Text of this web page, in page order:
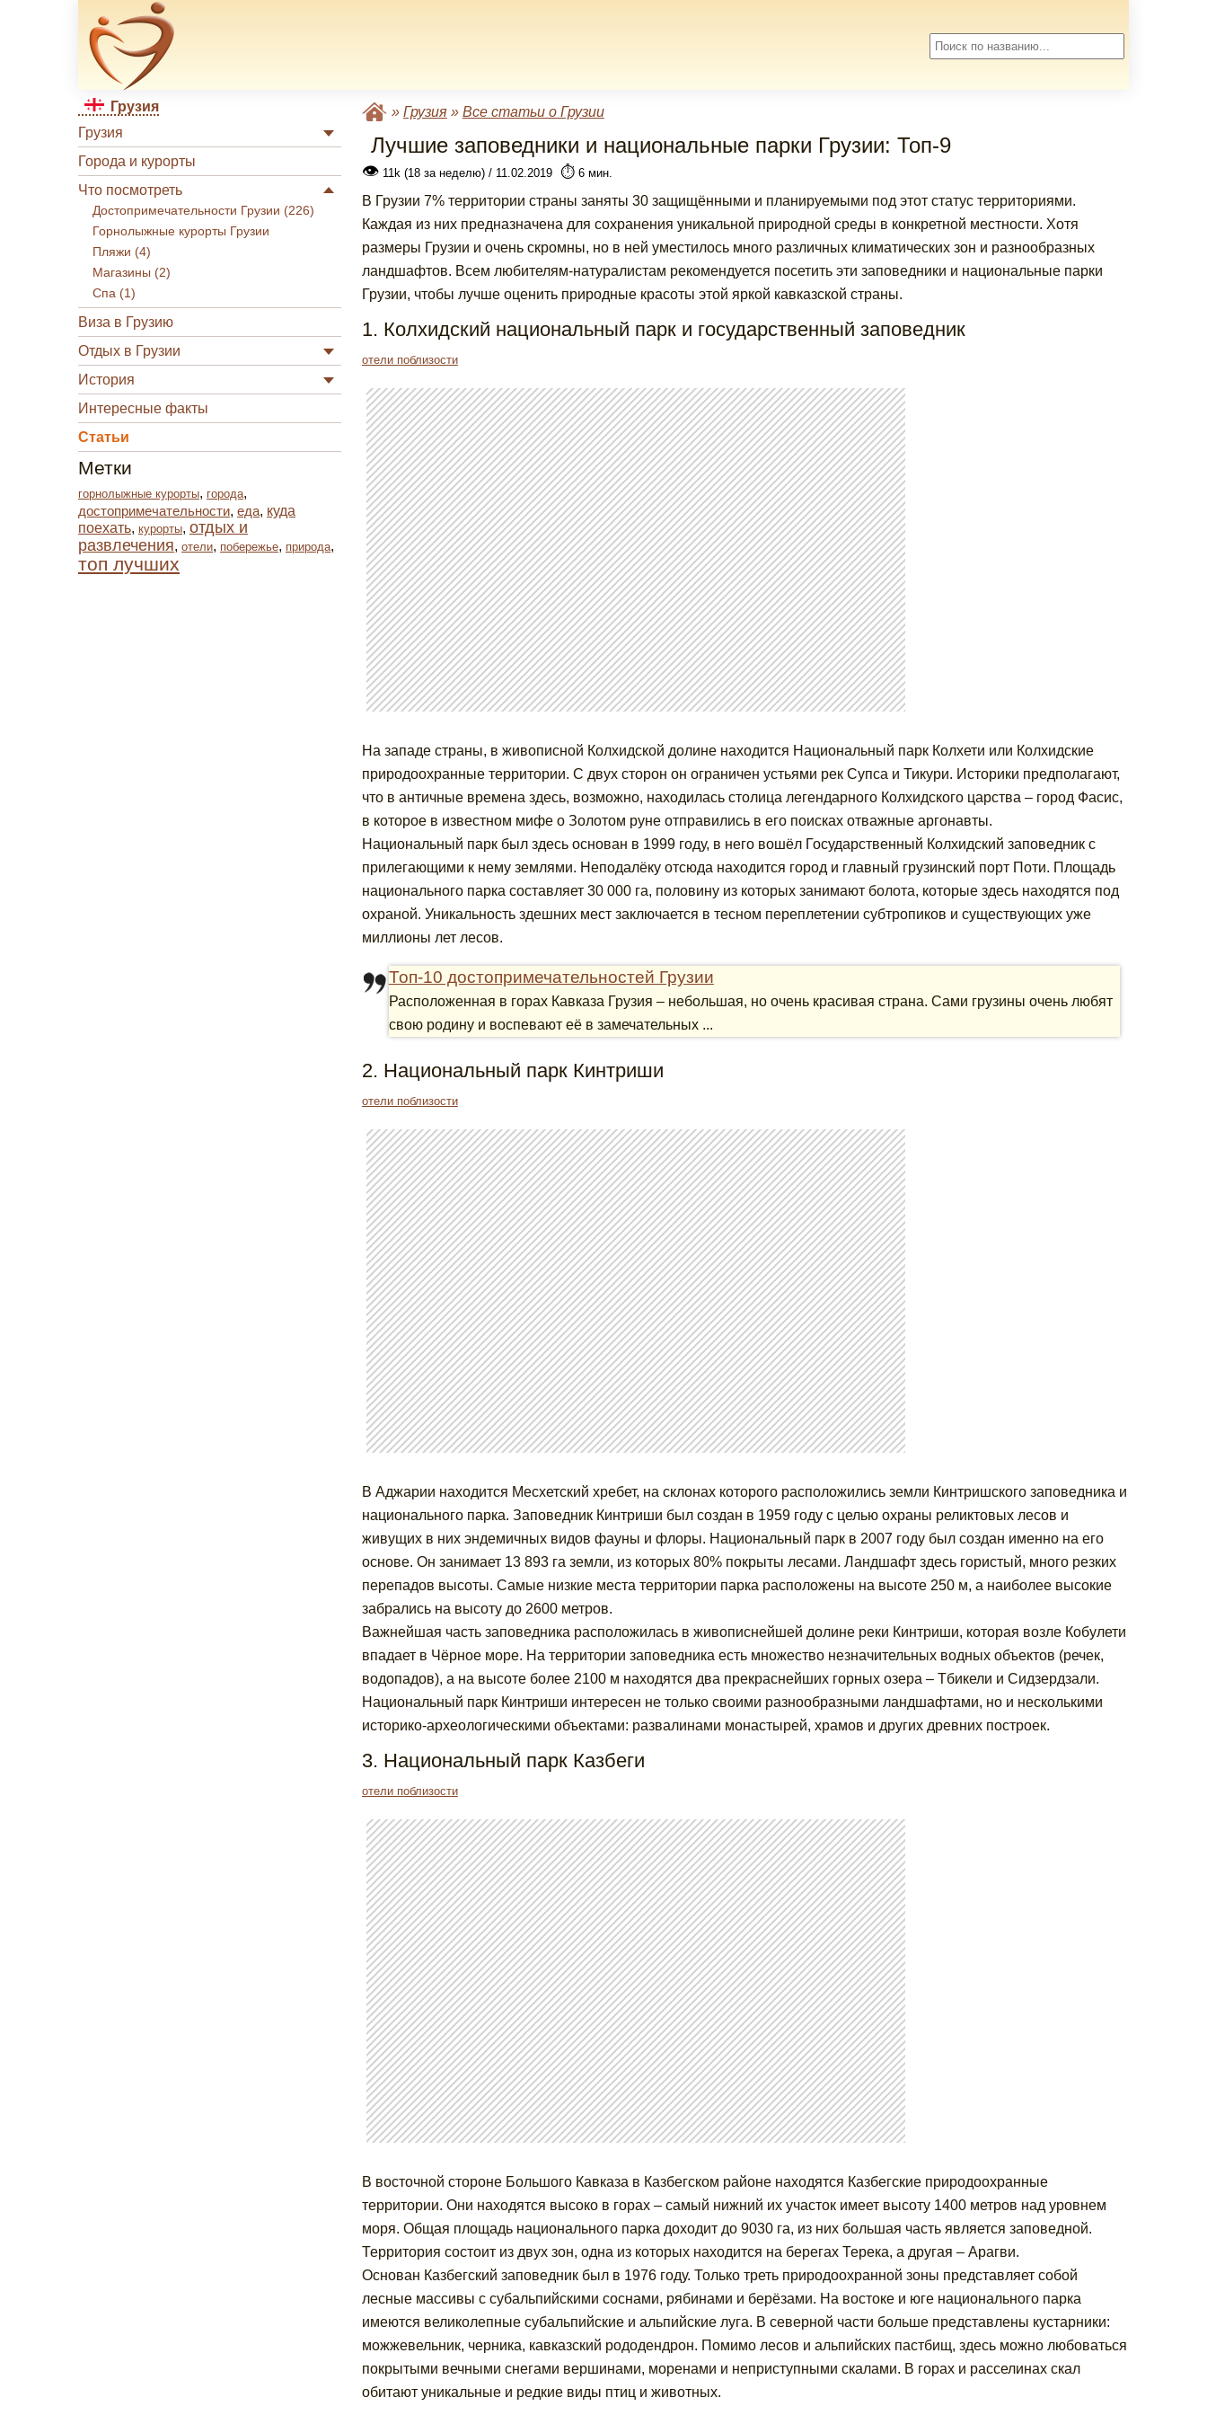
Грузия
Грузия
Города и курорты
Что посмотреть
Достопримечательности Грузии (226)
Горнолыжные курорты Грузии
Пляжи (4)
Магазины (2)
Спа (1)
Виза в Грузию
Отдых в Грузии
История
Интересные факты
Статьи
Метки
горнолыжные курорты, города,
достопримечательности, еда, куда
поехать, курорты, отдых и
развлечения, отели, побережье, природа,
топ лучших
» Грузия» Все статьи о Грузии
Лучшие заповедники и национальные парки Грузии: Топ-9
👁 11k (18 за неделю) / 11.02.2019 ⏱️6 мин.
В Грузии 7% территории страны заняты 30 защищёнными и планируемыми под этот статус территориями.
Каждая из них предназначена для сохранения уникальной природной среды в конкретной местности. Хотя
размеры Грузии и очень скромны, но в ней уместилось много различных климатических зон и разнообразных
ландшафтов. Всем любителям-натуралистам рекомендуется посетить эти заповедники и национальные парки
Грузии, чтобы лучше оценить природные красоты этой яркой кавказской страны.
1. Колхидский национальный парк и государственный заповедник
отели поблизости
На западе страны, в живописной Колхидской долине находится Национальный парк Колхети или Колхидские
природоохранные территории. С двух сторон он ограничен устьями рек Супса и Тикури. Историки предполагают,
что в античные времена здесь, возможно, находилась столица легендарного Колхидского царства – город Фасис,
в которое в известном мифе о Золотом руне отправились в его поисках отважные аргонавты.
Национальный парк был здесь основан в 1999 году, в него вошёл Государственный Колхидский заповедник с
прилегающими к нему землями. Неподалёку отсюда находится город и главный грузинский порт Поти. Площадь
национального парка составляет 30 000 га, половину из которых занимают болота, которые здесь находятся под
охраной. Уникальность здешних мест заключается в тесном переплетении субтропиков и существующих уже
миллионы лет лесов.
Топ-10 достопримечательностей Грузии
Расположенная в горах Кавказа Грузия – небольшая, но очень красивая страна. Сами грузины очень любят
свою родину и воспевают её в замечательных ...
2. Национальный парк Кинтриши
отели поблизости
В Аджарии находится Месхетский хребет, на склонах которого расположились земли Кинтришского заповедника и
национального парка. Заповедник Кинтриши был создан в 1959 году с целью охраны реликтовых лесов и
живущих в них эндемичных видов фауны и флоры. Национальный парк в 2007 году был создан именно на его
основе. Он занимает 13 893 га земли, из которых 80% покрыты лесами. Ландшафт здесь гористый, много резких
перепадов высоты. Самые низкие места территории парка расположены на высоте 250 м, а наиболее высокие
забрались на высоту до 2600 метров.
Важнейшая часть заповедника расположилась в живописнейшей долине реки Кинтриши, которая возле Кобулети
впадает в Чёрное море. На территории заповедника есть множество незначительных водных объектов (речек,
водопадов), а на высоте более 2100 м находятся два прекраснейших горных озера – Тбикели и Сидзердзали.
Национальный парк Кинтриши интересен не только своими разнообразными ландшафтами, но и несколькими
историко-археологическими объектами: развалинами монастырей, храмов и других древних построек.
3. Национальный парк Казбеги
отели поблизости
В восточной стороне Большого Кавказа в Казбегском районе находятся Казбегские природоохранные
территории. Они находятся высоко в горах – самый нижний их участок имеет высоту 1400 метров над уровнем
моря. Общая площадь национального парка доходит до 9030 га, из них большая часть является заповедной.
Территория состоит из двух зон, одна из которых находится на берегах Терека, а другая – Арагви.
Основан Казбегский заповедник был в 1976 году. Только треть природоохранной зоны представляет собой
лесные массивы с субальпийскими соснами, рябинами и берёзами. На востоке и юге национального парка
имеются великолепные субальпийские и альпийские луга. В северной части больше представлены кустарники:
можжевельник, черника, кавказский рододендрон. Помимо лесов и альпийских пастбищ, здесь можно любоваться
покрытыми вечными снегами вершинами, моренами и неприступными скалами. В горах и расселинах скал
обитают уникальные и редкие виды птиц и животных.